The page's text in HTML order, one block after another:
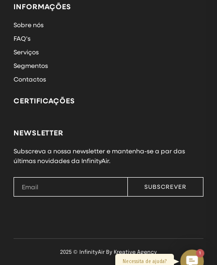
INFORMAÇÕES
Sobre nós
FAQ's
Serviços
Segmentos
Contactos
CERTIFICAÇÕES
NEWSLETTER
Subscreva a nossa newsletter e mantenha-se a par das
últimas novidades da InfinityAir.
SUBSCREVER
2025 © InfinityAir By Kreative Agency
Contact
1
Necessita de ajuda?